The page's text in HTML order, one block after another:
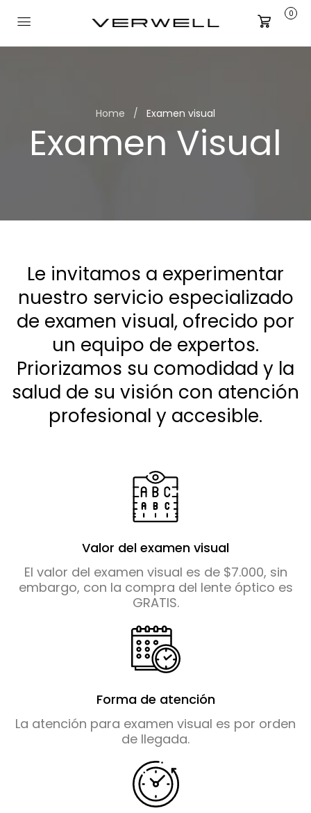
Carrito
0
Home Examen visual
Examen Visual
Le invitamos a experimentar
nuestro servicio especializado
de examen visual, ofrecido por
un equipo de expertos.
Priorizamos su comodidad y la
salud de su visión con atención
profesional y accesible.
Valor del examen visual
El valor del examen visual es de $7.000, sin
embargo, con la compra del lente óptico es
GRATIS.
Forma de atención
La atención para examen visual es por orden
de llegada.